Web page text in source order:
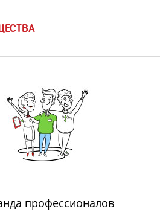
профессионалов